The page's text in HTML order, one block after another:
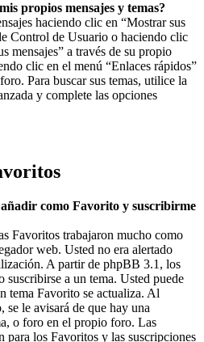
propios mensajes y temas?
haciendo clic en “Mostrar sus
Control de Usuario o haciendo clic
mensajes” a través de su propio
clic en el menú “Enlaces rápidos”
Para buscar sus temas, utilice la
y complete las opciones
como Favorito y suscribirme
Favoritos trabajaron mucho como
web. Usted no era alertado
A partir de phpBB 3.1, los
suscribirse a un tema. Usted puede
tema Favorito se actualiza. Al
se le avisará de que hay una
o foro en el propio foro. Las
para los Favoritos y las suscripciones